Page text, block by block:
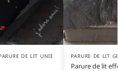
DE LIT UNIE PARURE DE LIT
Parure de lit